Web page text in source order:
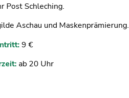
Post Schleching.
Aschau und Maskenprämierung.
9 €
ab 20 Uhr